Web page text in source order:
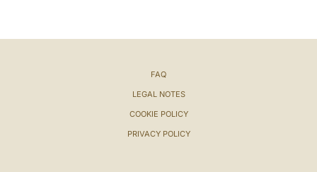
FAQ
LEGAL NOTES
COOKIE POLICY
PRIVACY POLICY